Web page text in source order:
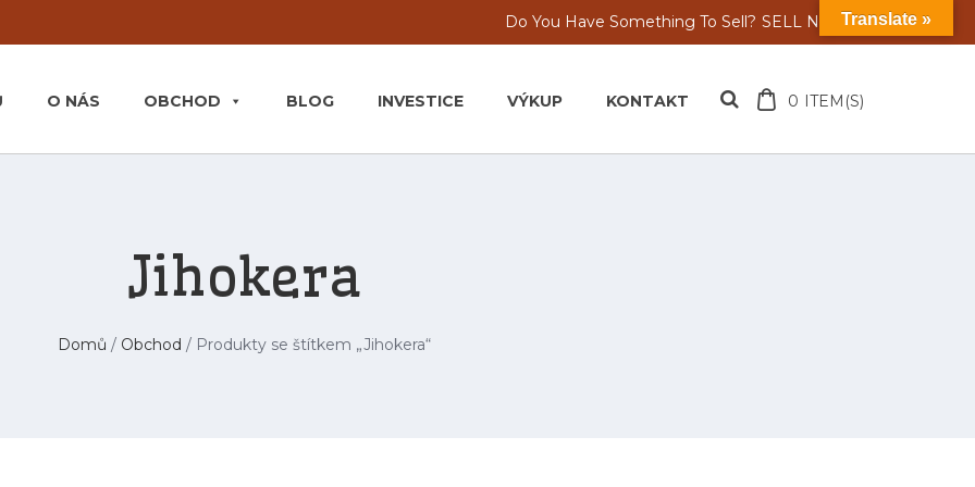
Do You Have Something To Sell? SELL NOW
O NÁS OBCHOD BLOG INVESTICE VÝKUP KONTAKT 0 ITEM(S)
Jihokera
Domů / Obchod / Produkty se štítkem „Jihokera“
Translate »